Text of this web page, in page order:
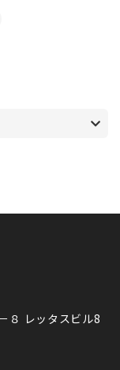
８ レッタスビル8